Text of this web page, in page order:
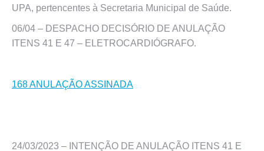
UPA, pertencentes à Secretaria Municipal de Saúde.
06/04 – DESPACHO DECISÓRIO DE ANULAÇÃO
ITENS 41 E 47 – ELETROCARDIÓGRAFO.
168 ANULAÇÃO ASSINADA
24/03/2023 – INTENÇÃO DE ANULAÇÃO ITENS 41 E